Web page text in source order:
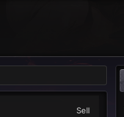
Sell